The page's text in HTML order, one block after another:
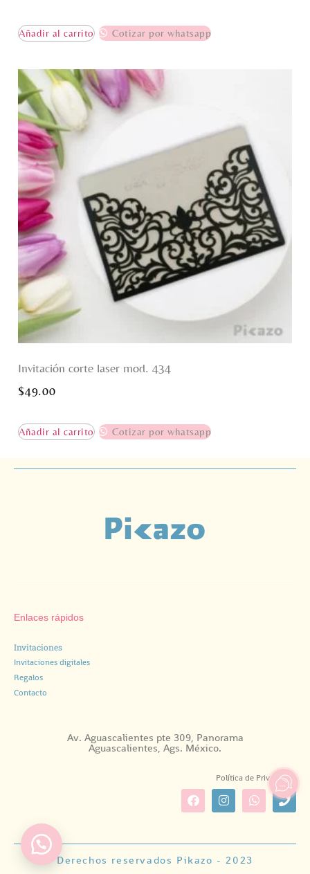
Añadir al carrito Cotizar por whatsapp
Invitación corte laser mod. 434
$49.00
Añadir al carrito Cotizar por whatsapp
Enlaces rápidos
Invitaciones
Invitaciones digitales
Regalos
Contacto
Av. Aguascalientes pte 309, Panorama
Aguascalientes, Ags. México.
Política de Privacidad.
Derechos reservados Pikazo - 2023